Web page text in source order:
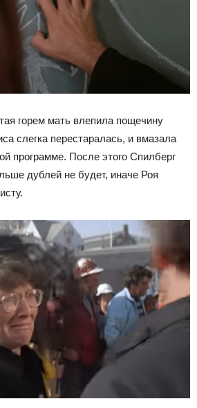
горем мать влепила пощечину
слегка перестаралась, и вмазала
программе. После этого Спилберг
дублей не будет, иначе Роя